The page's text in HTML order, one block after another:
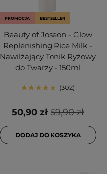
PROMOCJA BESTSELLER
Beauty of Joseon - Glow
Replenishing Rice Milk -
Nawilżający Tonik Ryżowy
do Twarzy - 150ml
302
59,90 zł
50,90 zł
DODAJ DO KOSZYKA